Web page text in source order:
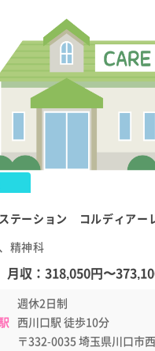
テーション コルディアー
精神科
月収： 318,050円〜
週休2日制
西川口駅 徒歩10分
〒332-0035 埼玉県川口市